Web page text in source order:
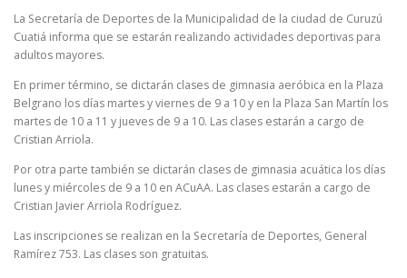
La Secretaría de Deportes de la Municipalidad de la ciudad de Curuzú
Cuatiá informa que se estarán realizando actividades deportivas para
adultos mayores.
En primer término, se dictarán clases de gimnasia aeróbica en la Plaza
Belgrano los días martes y viernes de 9 a 10 y en la Plaza San Martín los
martes de 10 a 11 y jueves de 9 a 10. Las clases estarán a cargo de
Cristian Arriola.
Por otra parte también se dictarán clases de gimnasia acuática los días
lunes y miércoles de 9 a 10 en ACuAA. Las clases estarán a cargo de
Cristian Javier Arriola Rodríguez.
Las inscripciones se realizan en la Secretaría de Deportes, General
Ramírez 753. Las clases son gratuitas.